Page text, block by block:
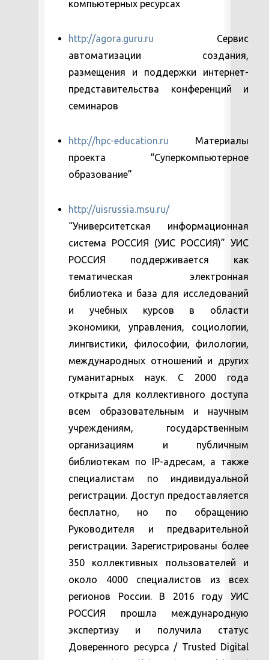
компьютерных ресурсах
http://agora.guru.ru Сервис
автоматизации создания,
размещения и поддержки интернет-
представительства конференций и
семинаров
http://hpc-education.ru Материалы
проекта “Суперкомпьютерное
образование”
http://uisrussia.msu.ru/
“Университетская информационная
система РОССИЯ (УИС РОССИЯ)” УИС
РОССИЯ поддерживается как
тематическая электронная
библиотека и база для исследований
и учебных курсов в области
экономики, управления, социологии,
лингвистики, философии, филологии,
международных отношений и других
гуманитарных наук. С 2000 года
открыта для коллективного доступа
всем образовательным и научным
учреждениям, государственным
организациям и публичным
библиотекам по IP-адресам, а также
специалистам по индивидуальной
регистрации. Доступ предоставляется
бесплатно, но по обращению
Руководителя и предварительной
регистрации. Зарегистрированы более
350 коллективных пользователей и
около 4000 специалистов из всех
регионов России. В 2016 году УИС
РОССИЯ прошла международную
экспертизу и получила статус
Доверенного ресурса / Trusted Digital